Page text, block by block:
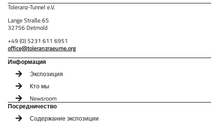
Toleranz-Tunnel e.V.
Lange Straße 65
32756 Detmold
+49 (0) 5231 611 6951
office@toleranzraeume.org
Информация
Экспозиция
Кто мы
Newsroom
Посредничество
Содержание экспозиции